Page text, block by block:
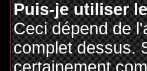
Puis-je utiliser
Ceci dépend de
complet dessus.
certainement